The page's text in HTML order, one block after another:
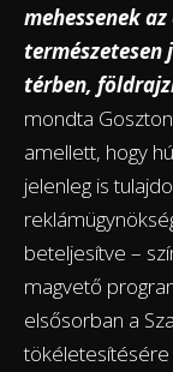
mehessenek
természetesen
térben,
mondta
amellett, hogy
jelenleg is
beteljesítve –
magvető
elsősorban a